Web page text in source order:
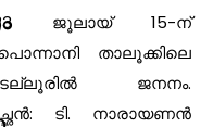
ജൂലായ് 15-ന്
താലൂക്കിലെ
ജനനം.
ടി. നാരായണന്‍